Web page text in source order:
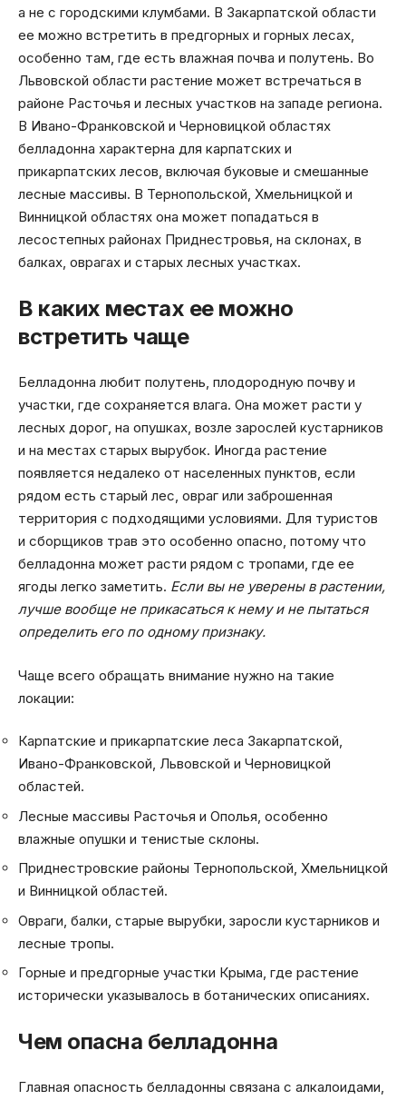
а не с городскими клумбами. В Закарпатской области
ее можно встретить в предгорных и горных лесах,
особенно там, где есть влажная почва и полутень. Во
Львовской области растение может встречаться в
районе Расточья и лесных участков на западе региона.
В Ивано-Франковской и Черновицкой областях
белладонна характерна для карпатских и
прикарпатских лесов, включая буковые и смешанные
лесные массивы. В Тернопольской, Хмельницкой и
Винницкой областях она может попадаться в
лесостепных районах Приднестровья, на склонах, в
балках, оврагах и старых лесных участках.
В каких местах ее можно
встретить чаще
Белладонна любит полутень, плодородную почву и
участки, где сохраняется влага. Она может расти у
лесных дорог, на опушках, возле зарослей кустарников
и на местах старых вырубок. Иногда растение
появляется недалеко от населенных пунктов, если
рядом есть старый лес, овраг или заброшенная
территория с подходящими условиями. Для туристов
и сборщиков трав это особенно опасно, потому что
белладонна может расти рядом с тропами, где ее
ягоды легко заметить. Если вы не уверены в растении,
лучше вообще не прикасаться к нему и не пытаться
определить его по одному признаку.
Чаще всего обращать внимание нужно на такие
локации:
Карпатские и прикарпатские леса Закарпатской,
Ивано-Франковской, Львовской и Черновицкой
областей.
Лесные массивы Расточья и Ополья, особенно
влажные опушки и тенистые склоны.
Приднестровские районы Тернопольской, Хмельницкой
и Винницкой областей.
Овраги, балки, старые вырубки, заросли кустарников и
лесные тропы.
Горные и предгорные участки Крыма, где растение
исторически указывалось в ботанических описаниях.
Чем опасна белладонна
Главная опасность белладонны связана с алкалоидами,